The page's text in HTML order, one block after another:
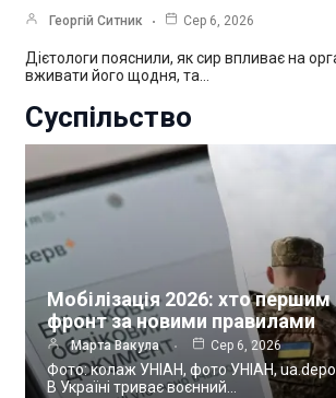
Георгій Ситник Сер 6, 2026
Дієтологи пояснили, як сир впливає на
вживати його щодня, та…
Суспільство
Мобілізація 2026: хто першим
фронт за новими правилами
Марта Вакула Сер 6, 2026
Фото: колаж УНІАН, фото УНІАН,
В Україні триває воєнний…